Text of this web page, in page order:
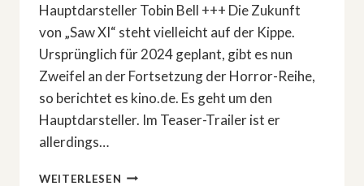
Hauptdarsteller Tobin Bell +++ Die Zukunft
von „Saw XI“ steht vielleicht auf der Kippe.
Ursprünglich für 2024 geplant, gibt es nun
Zweifel an der Fortsetzung der Horror-Reihe,
so berichtet es kino.de. Es geht um den
Hauptdarsteller. Im Teaser-Trailer ist er
allerdings…
WEITERLESEN IST